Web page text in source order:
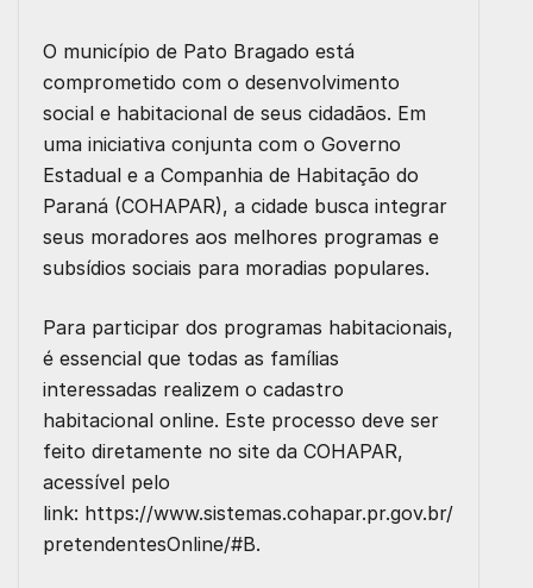
O município de Pato Bragado está
comprometido com o desenvolvimento
social e habitacional de seus cidadãos. Em
uma iniciativa conjunta com o Governo
Estadual e a Companhia de Habitação do
Paraná (COHAPAR), a cidade busca integrar
seus moradores aos melhores programas e
subsídios sociais para moradias populares.
Para participar dos programas habitacionais,
é essencial que todas as famílias
interessadas realizem o cadastro
habitacional online. Este processo deve ser
feito diretamente no site da COHAPAR,
acessível pelo
link: https://www.sistemas.cohapar.pr.gov.br/
pretendentesOnline/#B.